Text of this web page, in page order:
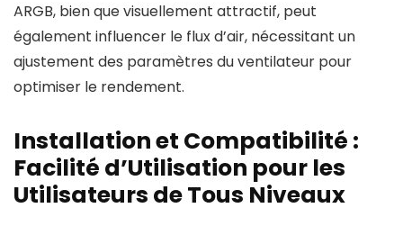
ARGB, bien que visuellement attractif, peut
également influencer le flux d’air, nécessitant un
ajustement des paramètres du ventilateur pour
optimiser le rendement.
Installation et Compatibilité :
Facilité d’Utilisation pour les
Utilisateurs de Tous Niveaux